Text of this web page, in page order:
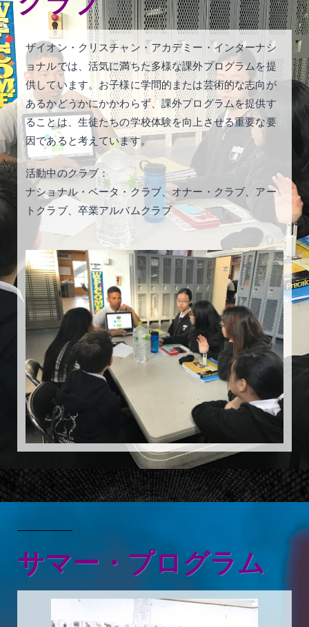
ザイオン・クリスチャン・アカデミー・インターナシ
ョナルでは、活気に満ちた多様な課外プログラムを提
供しています。お子様に学問的または芸術的な志向が
あるかどうかにかかわらず、課外プログラムを提供す
ることは、生徒たちの学校体験を向上させる重要な要
因であると考えています。
活動中のクラブ：
ナショナル・ベータ・クラブ、オナー・クラブ、アー
トクラブ、卒業アルバムクラブ
サマー・プログラム